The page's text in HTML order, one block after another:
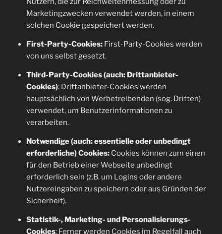
Marketingzwecken verwendet werden, in einem
solchen Cookie gespeichert werden.
First-Party-Cookies:First-Party-Cookies werden
von uns selbst gesetzt.
Third-Party-Cookies (auch: Drittanbieter-
Cookies): Drittanbieter-Cookies werden
hauptsächlich von Werbetreibenden (sog. Dritten)
verwendet, um Benutzerinformationen zu
verarbeiten.
Notwendige (auch: essentielle oder unbedingt
erforderliche) Cookies:Cookies können zum einen
für den Betrieb einer Webseite unbedingt
erforderlich sein (z.B. um Logins oder andere
Nutzereingaben zu speichern oder aus Gründen der
Sicherheit).
Statistik-, Marketing- und Personalisierungs-
Cookies: Ferner werden Cookies im Regelfall auch